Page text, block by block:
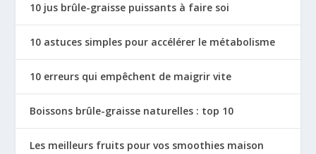
10 jus brûle-graisse puissants à faire soi
10 astuces simples pour accélérer le métabolisme
10 erreurs qui empêchent de maigrir vite
Boissons brûle-graisse naturelles : top 10
Les meilleurs fruits pour vos smoothies maison